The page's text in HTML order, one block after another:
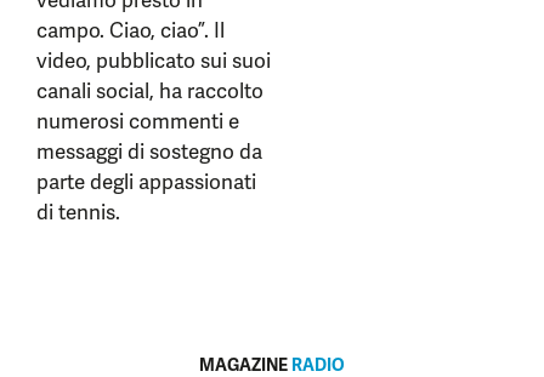
campo. Ciao, ciao”. Il
video, pubblicato sui suoi
canali social, ha raccolto
numerosi commenti e
messaggi di sostegno da
parte degli appassionati
di tennis.
MAGAZINE RADIO